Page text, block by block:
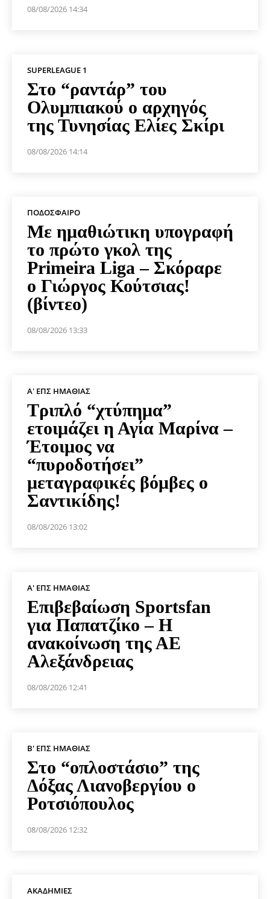
08/08/2026 14:34
SUPERLEAGUE 1
Στο “ραντάρ” του
Ολυμπιακού ο αρχηγός
της Τυνησίας Ελίες Σκίρι
08/08/2026 14:14
ΠΟΔΌΣΦΑΙΡΟ
Με ημαθιώτικη υπογραφή
το πρώτο γκολ της
Primeira Liga – Σκόραρε
ο Γιώργος Κούτσιας!
(βίντεο)
08/08/2026 13:33
Α' ΕΠΣ ΗΜΑΘΊΑΣ
Τριπλό “χτύπημα”
ετοιμάζει η Αγία Μαρίνα –
Έτοιμος να
“πυροδοτήσει”
μεταγραφικές βόμβες ο
Σαντικίδης!
08/08/2026 13:02
Α' ΕΠΣ ΗΜΑΘΊΑΣ
Επιβεβαίωση Sportsfan
για Παπατζίκο – Η
ανακοίνωση της ΑΕ
Αλεξάνδρειας
08/08/2026 12:41
Β' ΕΠΣ ΗΜΑΘΊΑΣ
Στο “οπλοστάσιο” της
Δόξας Λιανοβεργίου ο
Ροτσιόπουλος
08/08/2026 12:32
ΑΚΑΔΗΜΊΕΣ